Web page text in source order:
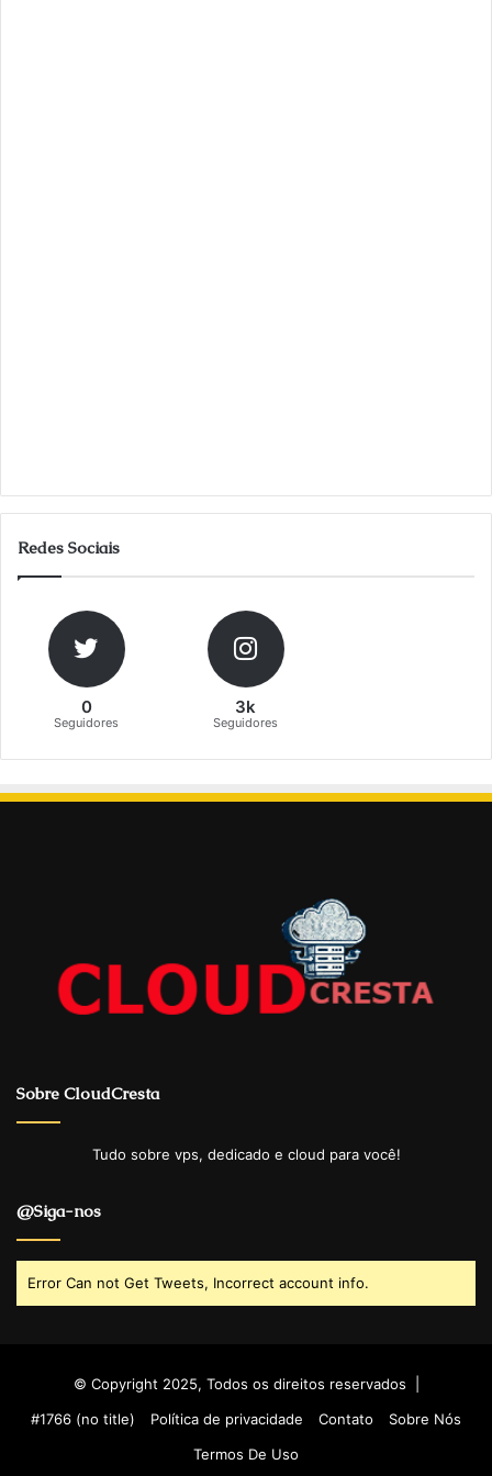
Redes Sociais
0
Seguidores
3k
Seguidores
Sobre CloudCresta
Tudo sobre vps, dedicado e cloud para você!
@Siga-nos
Error Can not Get Tweets, Incorrect account info.
© Copyright 2025, Todos os direitos reservados |
#1766 (no title)
Política de privacidade Contato
Sobre Nós
Termos De Uso